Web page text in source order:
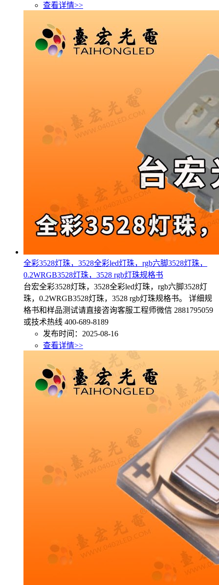
查看详情>>
全彩3528灯珠，3528全彩led灯珠，rgb六脚3528灯珠，
0.2WRGB3528灯珠，3528 rgb灯珠规格书
台宏全彩3528灯珠，3528全彩led灯珠，rgb六脚3528灯
珠，0.2WRGB3528灯珠，3528 rgb灯珠规格书。 详细规
格书和样品测试请直接咨询客服工程师微信 2881795059
或技术热线 400-689-8189
发布时间：2025-08-16
查看详情>>